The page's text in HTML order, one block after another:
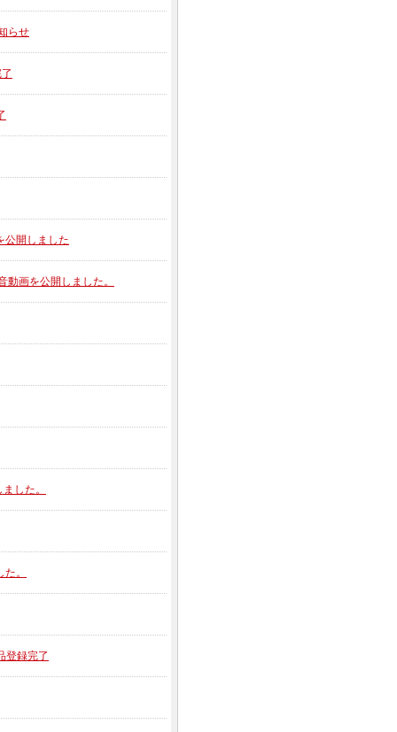
らせ
公開しました
画を公開しました。
した。
。
登録完了